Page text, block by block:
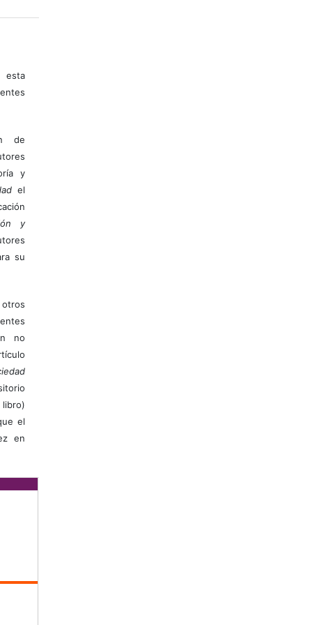
esta
de
y
el
y
su
no
el
en